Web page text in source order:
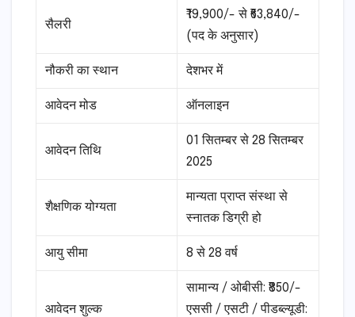
सैलरी
₹19,900/- से ₹63,840/-
(पद के अनुसार)
नौकरी का स्थान देशभर में
आवेदन मोड ऑनलाइन
आवेदन तिथि
01 सितम्बर से 28 सितम्बर
2025
शैक्षणिक योग्यता
मान्यता प्राप्त संस्था से
स्नातक डिग्री हो
आयु सीमा 8 से 28 वर्ष
आवेदन शुल्क
सामान्य / ओबीसी: ₹850/-
एससी / एसटी / पीडब्ल्यूडी: